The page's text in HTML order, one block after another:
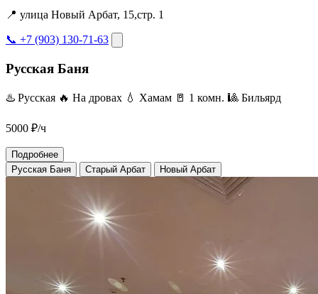
📍 улица Новый Арбат, 15,стр. 1
📞 +7 (903) 130-71-63
Русская Баня
♨️ Русская 🔥 На дровах 💧 Хамам 🚪 1 комн. 🎱 Бильярд
5000 ₽/ч
Подробнее
Русская Баня
Старый Арбат Новый Арбат